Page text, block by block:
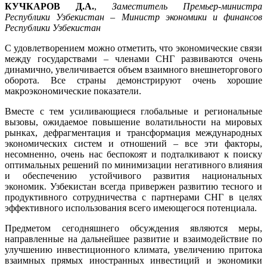
КУЧКАРОВ Д.А., Заместитель Премьер-министра
Республики Узбекистан – Министр экономики и финансов
Республики Узбекистан
С удовлетворением можно отметить, что экономические связи
между государствами – членами СНГ развиваются очень
динамично, увеличивается объем взаимного внешнеторгового
оборота. Все страны демонстрируют очень хорошие
макроэкономические показатели.
Вместе с тем усиливающиеся глобальные и региональные
вызовы, ожидаемое повышение волатильности на мировых
рынках, дефрагментация и трансформация международных
экономических систем и отношений – все эти факторы,
несомненно, очень нас беспокоят и подталкивают к поиску
оптимальных решений по минимизации негативного влияния
и обеспечению устойчивого развития национальных
экономик. Узбекистан всегда привержен развитию тесного и
продуктивного сотрудничества с партнерами СНГ в целях
эффективного использования всего имеющегося потенциала.
Предметом сегодняшнего обсуждения являются меры,
направленные на дальнейшее развитие и взаимодействие по
улучшению инвестиционного климата, увеличению притока
взаимных прямых иностранных инвестиций и экономики